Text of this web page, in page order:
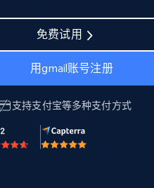
免费试用
用gmail账号注册
支持支付宝等多种支付方式